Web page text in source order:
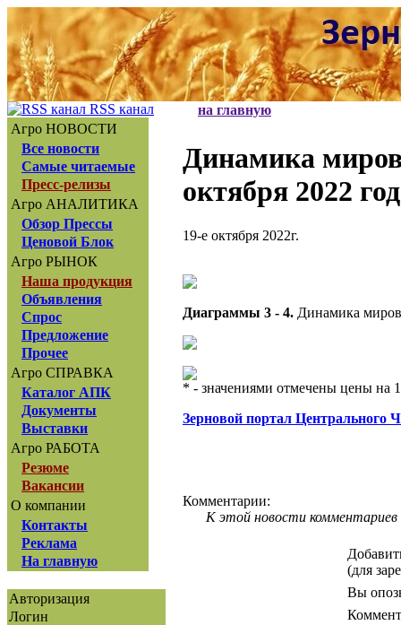
RSS канал
Агро НОВОСТИ
Все новости
Самые читаемые
Пресс-релизы
Агро АНАЛИТИКА
Обзор Прессы
Ценовой Блок
Агро РЫНОК
Наша продукция
Объявления
Спрос
Предложение
Прочее
Агро СПРАВКА
Каталог АПК
Документы
Выставки
Агро РАБОТА
Резюме
Вакансии
О компании
Контакты
Реклама
На главную
Авторизация
Логин
на главную
Динамика
октября 2022
19-е октября 2022г.
Диаграммы 3 - 4. Динамика
* - значениями отмечены цены на
Зерновой портал Центрального
Комментарии:
К этой новости комментариев
(для
Вы